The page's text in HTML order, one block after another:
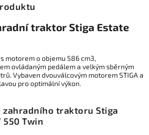
traktor Stiga Estate
motorem o objemu 586 cm3,
ovládaným pedálem a velkým sběrným
Vybaven dvouválcovým motorem STIGA a
pro optimální výkon.
zahradního traktoru Stiga
550 Twin